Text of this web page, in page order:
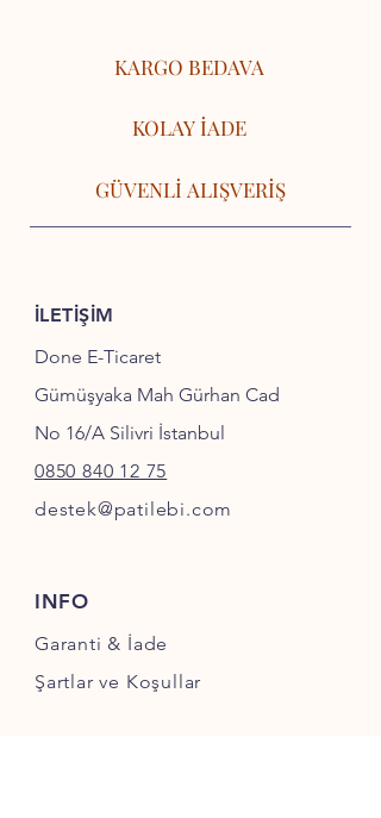
KARGO BEDAVA
KOLAY İADE
GÜVENLİ ALIŞVERİŞ
İLETİŞİM
Done E-Ticaret
Gümüşyaka Mah Gürhan Cad
No 16/A Silivri İstanbul
0850 840 12 75
destek@patilebi.com
INFO
Garanti & İade
Şartlar ve Koşullar